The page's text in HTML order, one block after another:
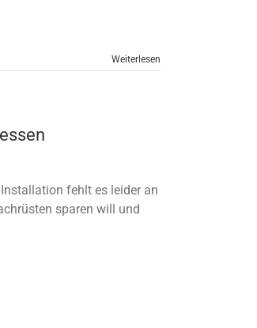
Weiterlesen
fehlt es leider an
sparen will und